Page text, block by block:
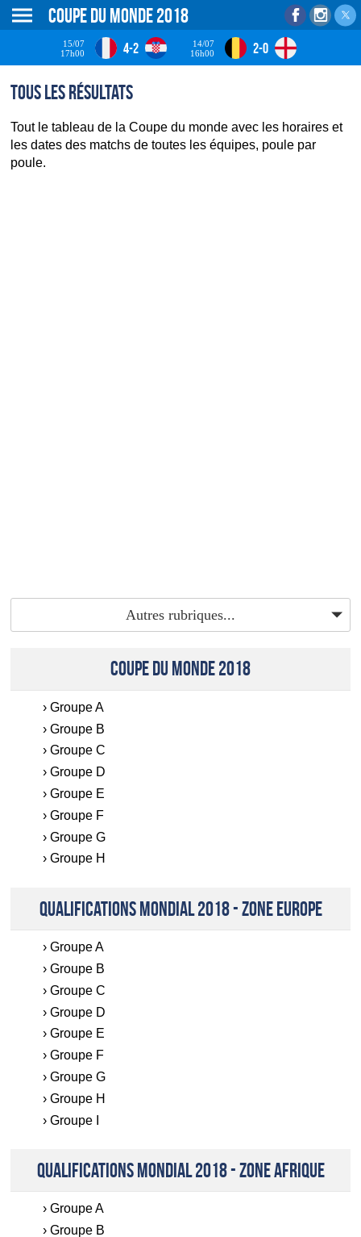
Coupe du monde 2018
15/07
17h00
4-2
14/07
16h00
2-0
Tous les résultats
Tout le tableau de la Coupe du monde avec les horaires et
les dates des matchs de toutes les équipes, poule par
poule.
Autres rubriques...
COUPE DU MONDE 2018
Groupe A
Groupe B
Groupe C
Groupe D
Groupe E
Groupe F
Groupe G
Groupe H
QUALIFICATIONS MONDIAL 2018 - ZONE EUROPE
Groupe A
Groupe B
Groupe C
Groupe D
Groupe E
Groupe F
Groupe G
Groupe H
Groupe I
QUALIFICATIONS MONDIAL 2018 - ZONE AFRIQUE
Groupe A
Groupe B